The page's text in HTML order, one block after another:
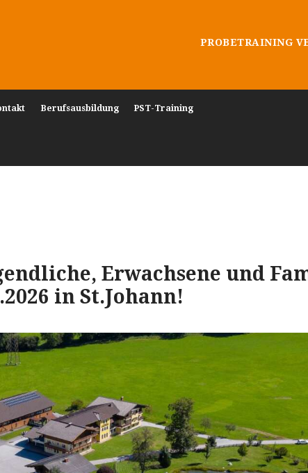
PROBETRAINING
Berufsausbildung PST-Training
Erwachsene und
in St.Johann!